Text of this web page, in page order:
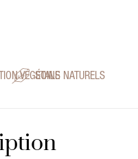
VÉGÉTALE
SOINS NATURELS